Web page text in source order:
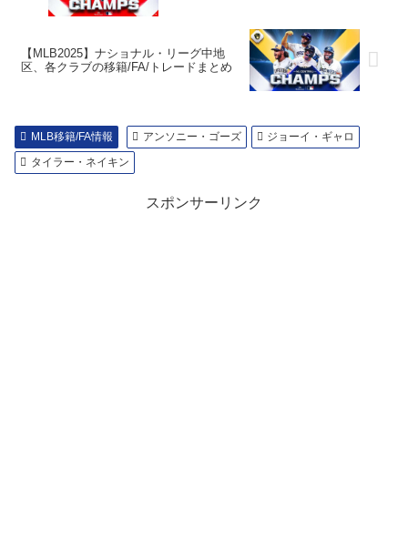
【MLB2025】ナショナル・リーグ中地
区、各クラブの移籍/FA/トレードまとめ
MLB移籍/FA情報 アンソニー・ゴーズ
ジョーイ・ギャロ
タイラー・ネイキン
スポンサーリンク